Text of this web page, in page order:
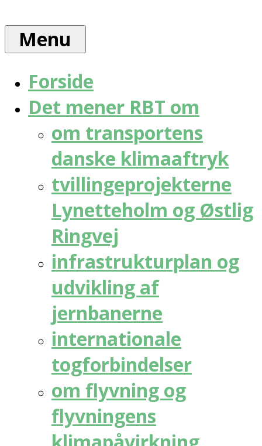
content
for
bæredygtig
trafik
Menu
Forside
Det mener RBT om
om transportens
danske klimaaftryk
tvillingeprojekterne
Lynetteholm og Østlig
Ringvej
infrastrukturplan og
udvikling af
jernbanerne
internationale
togforbindelser
om flyvning og
flyvningens